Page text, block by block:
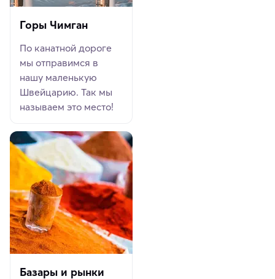
Горы Чимган
По канатной дороге
мы отправимся в
нашу маленькую
Швейцарию. Так мы
называем это место!
Базары и рынки